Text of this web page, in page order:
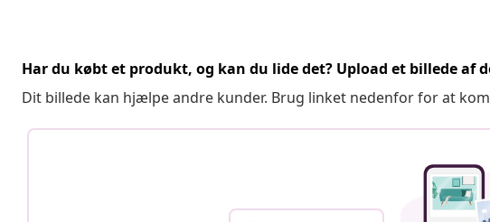
Har du købt et produkt, og kan du lide det? Upload et billede af
Dit billede kan hjælpe andre kunder. Brug linket nedenfor for at